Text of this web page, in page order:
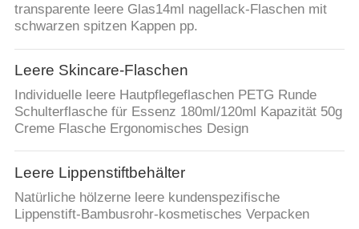
transparente leere Glas14ml nagellack-Flaschen mit
schwarzen spitzen Kappen pp.
Leere Skincare-Flaschen
Individuelle leere Hautpflegeflaschen PETG Runde
Schulterflasche für Essenz 180ml/120ml Kapazität 50g
Creme Flasche Ergonomisches Design
Leere Lippenstiftbehälter
Natürliche hölzerne leere kundenspezifische
Lippenstift-Bambusrohr-kosmetisches Verpacken